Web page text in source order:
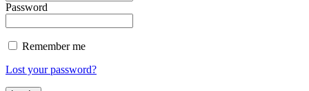
Password
Remember me
Lost your password?